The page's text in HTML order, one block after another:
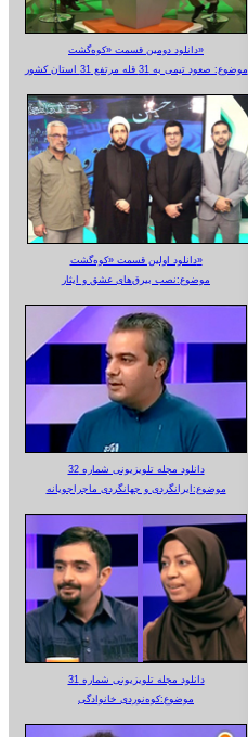
دانلود دومین قسمت «کوه‌گشت»
موضوع: صعود تیمی به 31 قله مرتفع 31 استان کشور
دانلود اولین قسمت «کوه‌گشت»
موضوع:نصب بیرق‌های عشق و ایثار
دانلود مجله تلویزیونی شماره 32
موضوع:ایرانگردی و جهانگردی ماجراجویانه
دانلود مجله تلویزیونی شماره 31
موضوع:کوه‌نوردی خانوادگی